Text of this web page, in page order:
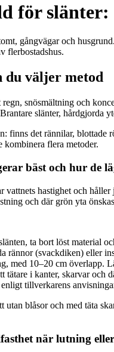
för
gångvägar och
flerbostadshus.
du väljer metod
snösmältning och
slänter, hårdgjorda
finns det rännilar, blottade
kombinera flera metoder.
bäst och hur de
vattnets hastighet och
och där grön yta
ta bort löst material
rännor (svackdiken) eller
med 10–20 cm överlapp.
tätare i kanter, skarvar och
tillverkarens
blåsor och med täta
när lutning